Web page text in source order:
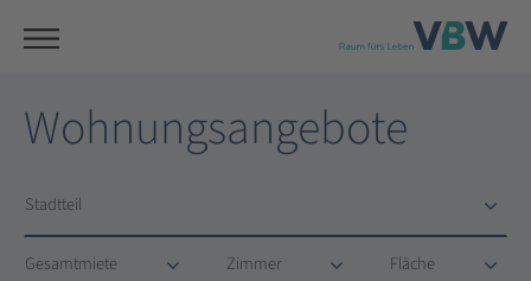
Wohnungsangebote
Stadtteil
Gesamtmiete Zimmer Fläche